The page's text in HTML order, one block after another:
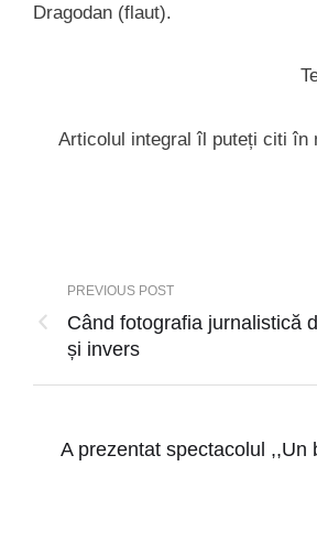
Dragodan (flaut).
Articolul integral îl puteți citi în
PREVIOUS POST
Când fotografia jurnalistică
și invers
A prezentat spectacolul ,,Un